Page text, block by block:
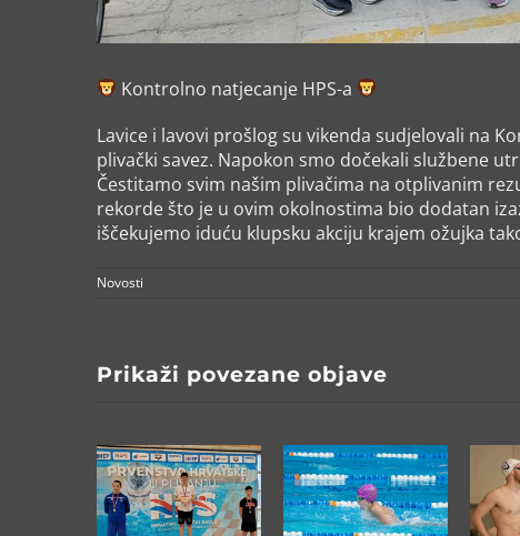
Kontrolno natjecanje HPS-a
Lavice i lavovi prošlog su vikenda sudjelovali na
plivački savez. Napokon smo dočekali službene
Čestitamo svim našim plivačima na otplivanim
rekorde što je u ovim okolnostima bio dodatan
iščekujemo iduću klupsku akciju krajem ožujka
Novosti
Prikaži povezane objave